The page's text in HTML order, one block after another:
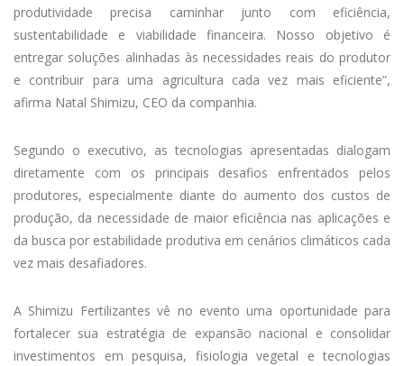
produtividade precisa caminhar junto com eficiência,
sustentabilidade e viabilidade financeira. Nosso objetivo é
entregar soluções alinhadas às necessidades reais do produtor
e contribuir para uma agricultura cada vez mais eficiente”,
afirma Natal Shimizu, CEO da companhia.
Segundo o executivo, as tecnologias apresentadas dialogam
diretamente com os principais desafios enfrentados pelos
produtores, especialmente diante do aumento dos custos de
produção, da necessidade de maior eficiência nas aplicações e
da busca por estabilidade produtiva em cenários climáticos cada
vez mais desafiadores.
A Shimizu Fertilizantes vê no evento uma oportunidade para
fortalecer sua estratégia de expansão nacional e consolidar
investimentos em pesquisa, fisiologia vegetal e tecnologias